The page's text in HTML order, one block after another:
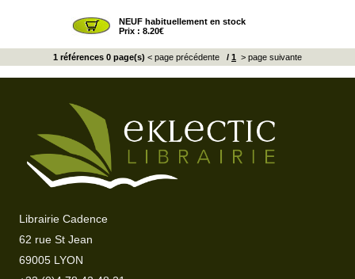
NEUF habituellement en stock
Prix : 8.20€
1 références 0 page(s) < page précédente / 1 > page suivante
Librairie Cadence
62 rue St Jean
69005 LYON